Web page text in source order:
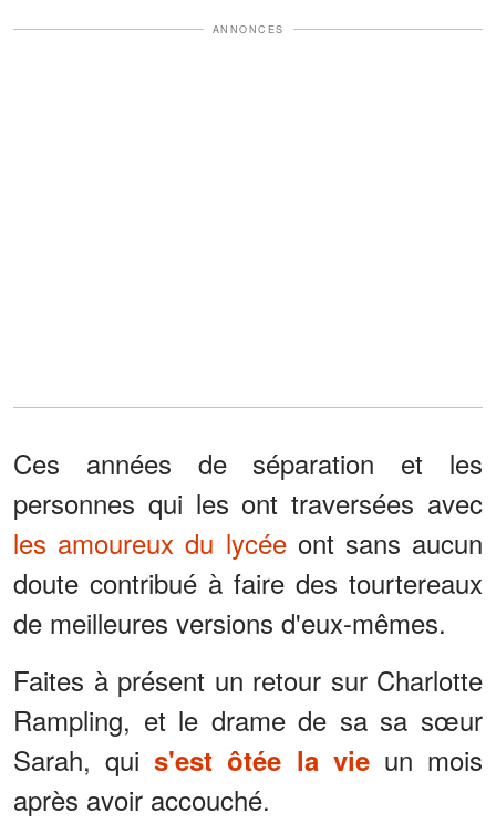
ANNONCES
Ces années de séparation et les
personnes qui les ont traversées avec
les amoureux du lycéeont sans aucun
doute contribué à faire des tourtereaux
de meilleures versions d'eux-mêmes.
Faites à présent un retour sur Charlotte
Rampling, et le drame de sa sa sœur
Sarah, quis'est ôtée la vieun mois
après avoir accouché.